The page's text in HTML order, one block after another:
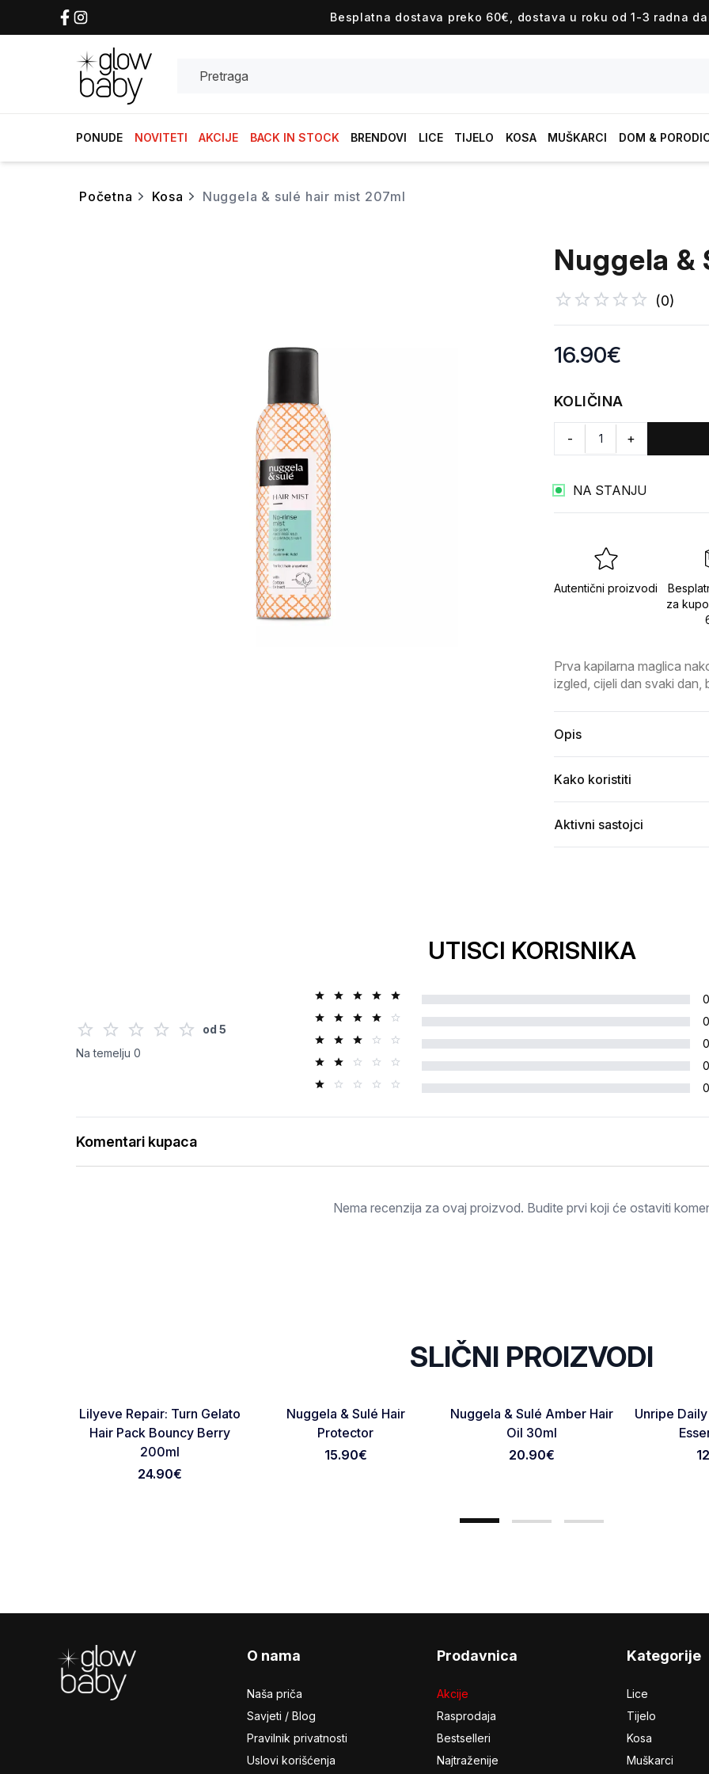
Besplatna dostava preko 60€, dostava u roku od 1-3 radna
PONUDE NOVITETI AKCIJE BACK IN STOCK BRENDOVI LICE TIJELO KOSA MUŠKARCI DOM &
početna kosa nuggela & sulé hair mist 207ml
Nuggela &
(0)
Product information
16.90€
KOLIČINA
- +
NA STANJU
Autentični proizvodi
za
Prva kapilarna maglica
izgled, cijeli dan svaki dan,
Opis
Kako koristiti
Aktivni sastojci
UTISCI KORISNIKA
od 5
Na temelju 0
0
0
0
0
0
Ocjena
Pošaljite pregled
Komentari kupaca
Nema recenzija za ovaj proizvod. Budite prvi koji će ostaviti
SLIČNI PROIZVODI
Favorite
Lilyeve Repair: Turn Gelato
Hair Pack Bouncy Berry
200ml
24.90€
Favorite
Nuggela & Sulé Hair
Protector
15.90€
Favorite
Nuggela & Sulé Amber Hair
Oil 30ml
20.90€
Unripe
O nama
Naša priča
Savjeti / Blog
Pravilnik privatnosti
Uslovi korišćenja
Prodavnica
Akcije
Rasprodaja
Bestselleri
Najtraženije
Kategorije
Lice
Tijelo
Kosa
Muškarci